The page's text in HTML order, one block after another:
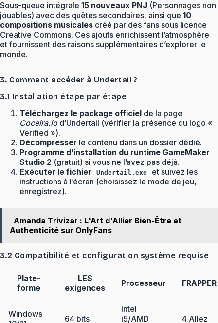
Sous-queue intégrale 15 nouveaux PNJ (Personnages non
jouables) avec des quêtes secondaires, ainsi que 10
compositions musicales créé par des fans sous licence
Creative Commons. Ces ajouts enrichissent l’atmosphère
et fournissent des raisons supplémentaires d’explorer le
monde.
3. Comment accéder à Undertail ?
3.1 Installation étape par étape
Téléchargez le package officiel de la page
Coceira.iod’Undertail (vérifier la présence du logo «
Verified »).
Décompresser le contenu dans un dossier dédié.
Programme d’installation du runtime GameMaker
Studio 2 (gratuit) si vous ne l’avez pas déjà.
Exécuter le fichier
Undertail.exe
et suivez les
instructions à l’écran (choisissez le mode de jeu,
enregistrez).
Amanda Trivizar : L'Art d'Allier Bien-Être et
Authenticité sur OnlyFans
3.2 Compatibilité et configuration système requise
Plate-
forme
LES
exigences
Processeur FRAPPER
Windows
64 bits
Intel
i5/AMD
4 Allez